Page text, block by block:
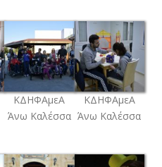
ΚΔΗΦΑμεΑ
Άνω Καλέσσα
ΚΔΗΦΑμεΑ
Άνω Καλέσσα